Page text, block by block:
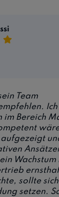
Team
im Bereich
sollte
setzen.